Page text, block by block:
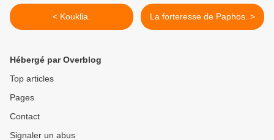
< Kouklia. La forteresse de Paphos. >
Hébergé par Overblog
Top articles
Pages
Contact
Signaler un abus